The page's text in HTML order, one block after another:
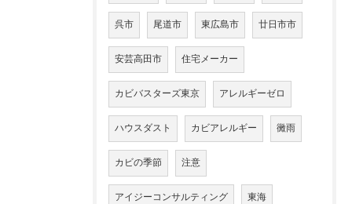
呉市 尾道市 東広島市 廿日市市
安芸高田市 住宅メーカー
カビバスターズ東京 アレルギーゼロ
ハウスダスト カビアレルギー 黴雨
カビの季節 注意
アイジーコンサルティング 東海